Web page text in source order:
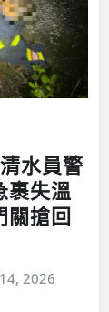
水員警
裹失溫
關搶回
2026